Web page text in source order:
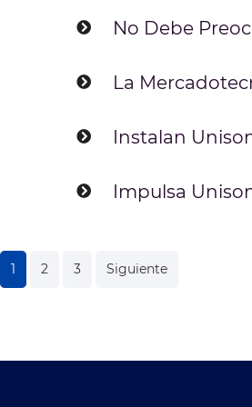
No Debe
La
Instalan
Impulsa
Navegación
de
entradas
1 2 3 Siguiente